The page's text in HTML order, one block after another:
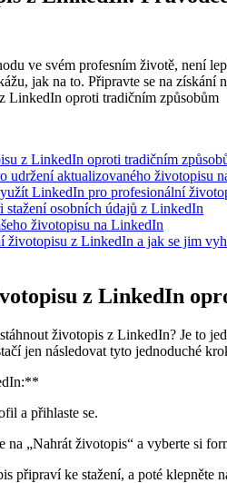
ve svém profesním životě, není
jak na to. Připravte se na
z LinkedIn oproti tradičním
udržení aktualizovaného životopisu
LinkedIn pro profesionální
stažení osobních údajů z LinkedIn
životopisu na LinkedIn
životopisu z LinkedIn a jak se jim
z LinkedIn
životopis z LinkedIn? Je to
jen následovat tyto jednoduché
a přihlaste se.
na „Nahrát životopis“ a vyberte si
připraví ke stažení, a poté klepněte